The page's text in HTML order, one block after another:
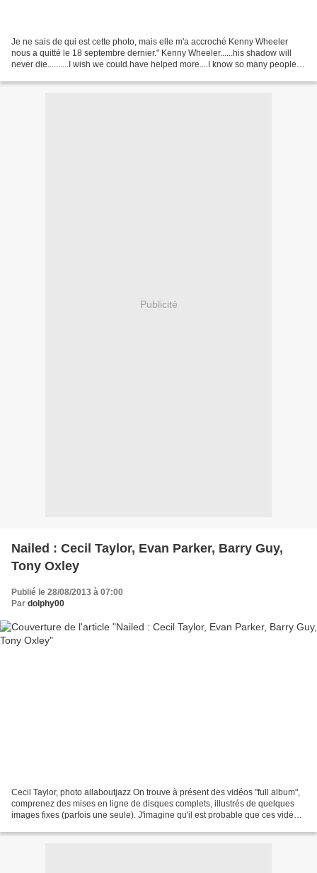
Je ne sais de qui est cette photo, mais elle m'a accroché Kenny Wheeler
nous a quitté le 18 septembre dernier." Kenny Wheeler......his shadow will
never die..........I wish we could have helped more....I know so many people
Publicité
Nailed : Cecil Taylor, Evan Parker, Barry Guy,
Tony Oxley
Publié le 28/08/2013 à 07:00
Par dolphy00
Cecil Taylor, photo allaboutjazz On trouve à présent des vidéos "full album",
comprenez des mises en ligne de disques complets, illustrés de quelques
images fixes (parfois une seule). J'imagine qu'il est probable que ces vidéos